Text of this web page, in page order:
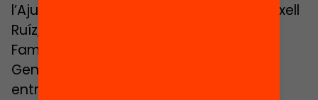
l’Ajuntament de Barcelona i la Sra. Mertixell
Ruíz, directora general d’Atenció a la
Família i Comunitat Educativa de la
Generalitat de Catalunya) i els hi faran
entrega del Llibre Blanc. Us hi esperem!